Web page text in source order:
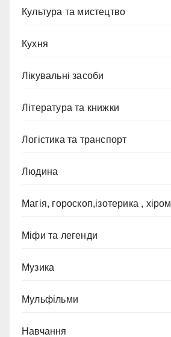
Культура та мистецтво
Кухня
Лікувальні засоби
Література та книжки
Логістика та транспорт
Людина
Магія, гороскоп,ізотерика ,
Міфи та легенди
Музика
Мульфільми
Навчання